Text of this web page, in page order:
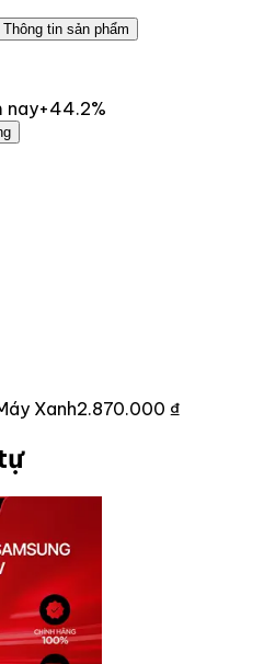
Thông tin sản phẩm
nay+44.2%
Xanh2.870.000 ₫